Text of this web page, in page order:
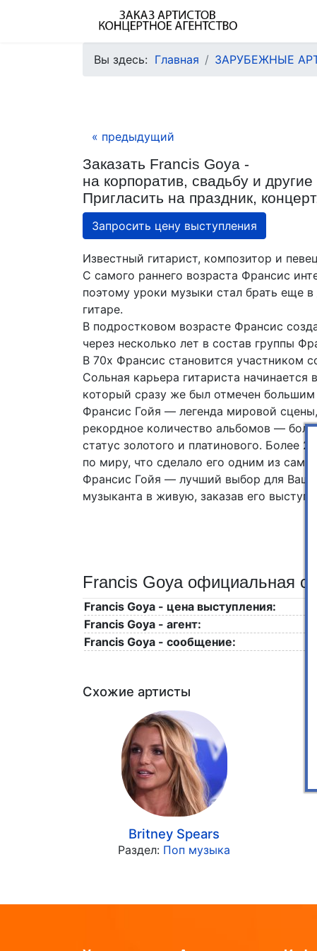
Вы здесь: Главная ЗАРУБЕЖНЫЕ
« предыдущий
Заказать Francis Goya -
на корпоратив, свадьбу и
Пригласить на праздник,
Запросить цену выступления
Известный гитарист, композитор и
С самого раннего возраста Франсис
поэтому уроки музыки стал брать еще
гитаре.
В подростковом возрасте Франсис
через несколько лет в состав группы
В 70х Франсис становится участником
Сольная карьера гитариста
который сразу же был отмечен большим
Франсис Гойя — легенда мировой
рекордное количество альбомов —
статус золотого и платинового. Более
по миру, что сделало его одним из
Франсис Гойя — лучший выбор для
музыканта в живую, заказав его
Francis Goya официальная
Francis Goya - цена выступления:
Francis Goya - агент:
Francis Goya - сообщение:
Схожие артисты
Britney Spears
Раздел: Поп музыка